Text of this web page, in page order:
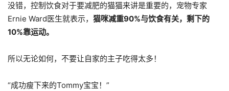
没错，控制饮食对于要减肥的猫猫来讲是重要的，宠物专家
Ernie Ward医生就表示， 猫咪减重90%与饮食有关，剩下的
10%靠运动。
所以无论如何，不要让自家的主子吃得太多！
“成功瘦下来的Tommy宝宝！”